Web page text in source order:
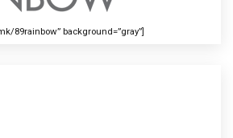
89rainbow” background=”gray”]